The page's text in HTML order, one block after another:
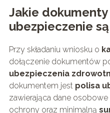
Jakie
ubezpieczenie
Przy składaniu wniosku o
dołączenie dokumentów
ubezpieczenia
dokumentem jest polisa
zawierająca dane
ochrony oraz minimalną